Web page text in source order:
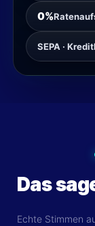
0%
SEPA ·
Das
Echte Stimmen